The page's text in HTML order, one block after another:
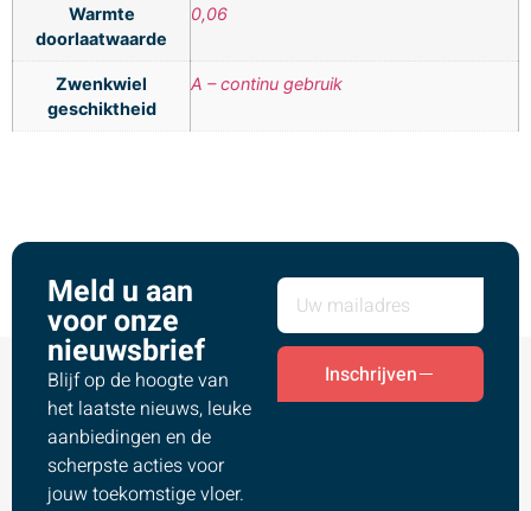
Warmte
doorlaatwaarde
0,06
Zwenkwiel
geschiktheid
A – continu gebruik
Meld u aan
voor onze
nieuwsbrief
Blijf op de hoogte van
het laatste nieuws, leuke
aanbiedingen en de
scherpste acties voor
jouw toekomstige vloer.
Inschrijven